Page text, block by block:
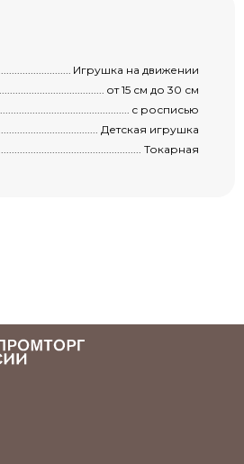
Игрушка на движении
от 15 см до 30 см
с росписью
Детская игрушка
Токарная